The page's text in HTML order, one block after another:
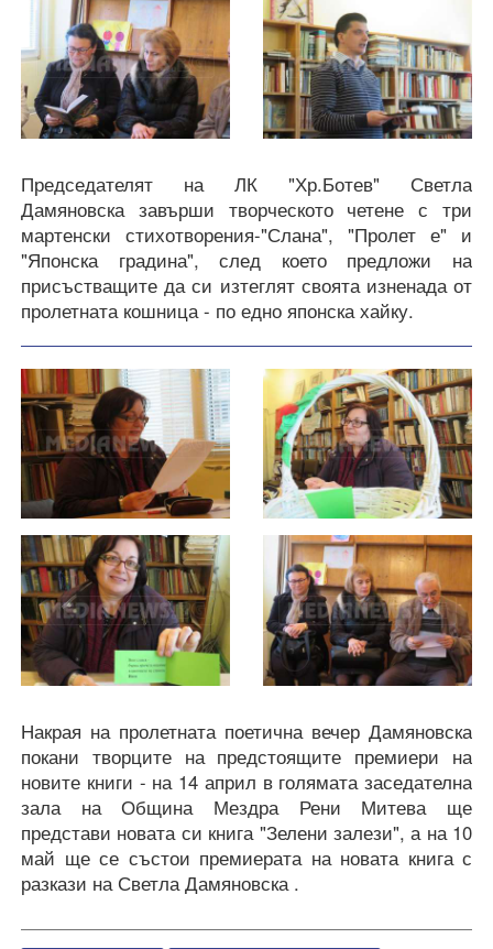
Председателят на ЛК "Хр.Ботев" Светла
Дамяновска завърши творческото четене с три
мартенски стихотворения-"Слана", "Пролет е" и
"Японска градина", след което предложи на
присъстващите да си изтеглят своята изненада от
пролетната кошница - по едно японска хайку.
Накрая на пролетната поетична вечер Дамяновска
покани творците на предстоящите премиери на
новите книги - на 14 април в голямата заседателна
зала на Община Мездра Рени Митева ще
представи новата си книга "Зелени залези", а на 10
май ще се състои премиерата на новата книга с
разкази на Светла Дамяновска .